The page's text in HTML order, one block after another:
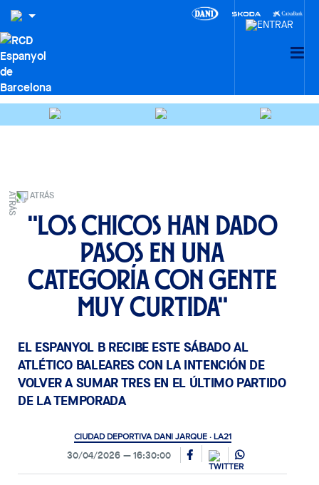
ATRÁS
"Los chicos han dado
pasos en una
categoría con gente
muy curtida"
EL ESPANYOL B RECIBE ESTE SÁBADO AL
ATLÉTICO BALEARES CON LA INTENCIÓN DE
VOLVER A SUMAR TRES EN EL ÚLTIMO PARTIDO
DE LA TEMPORADA
CIUDAD DEPORTIVA DANI JARQUE · LA21
30/04/2026 16:30:00